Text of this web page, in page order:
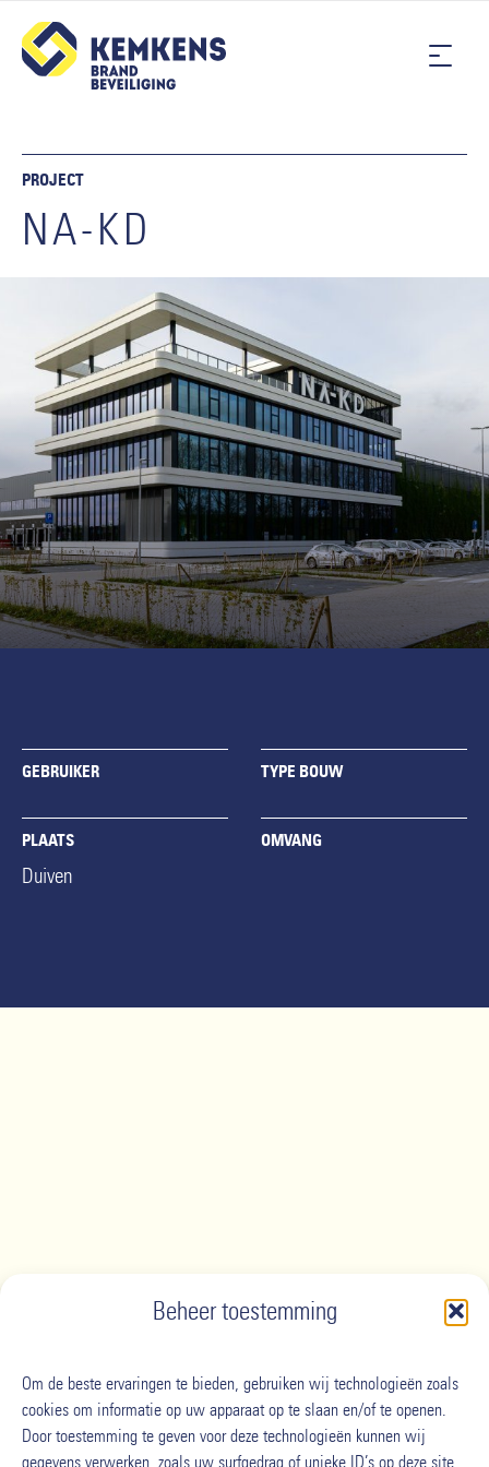
Beheer toestemming
Om de beste ervaringen te bieden, gebruiken wij technologieën zoals
cookies om informatie op uw apparaat op te slaan en/of te openen.
Door toestemming te geven voor deze technologieën kunnen wij
gegevens verwerken, zoals uw surfgedrag of unieke ID’s op deze site.
PROJECT
NA-KD
GEBRUIKER TYPE BOUW
PLAATS
Duiven
OMVANG